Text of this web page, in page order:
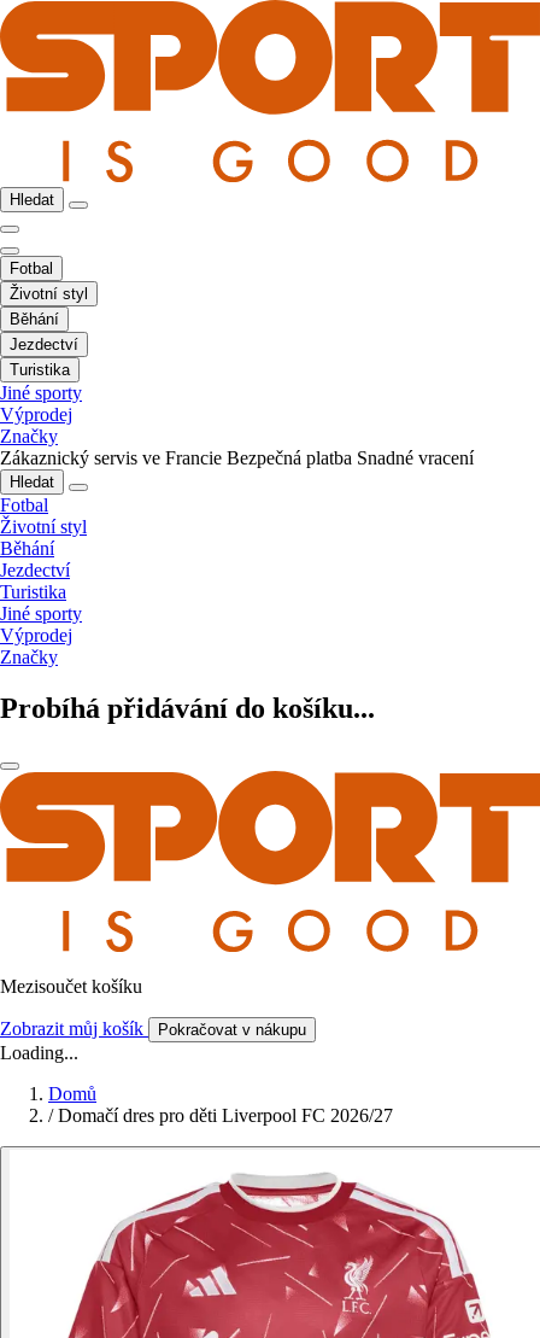
Hledat
Fotbal
Životní styl
Běhání
Jezdectví
Turistika
Jiné sporty
Výprodej
Značky
Zákaznický servis ve Francie Bezpečná platba Snadné vracení
Hledat
Fotbal
Životní styl
Běhání
Jezdectví
Turistika
Jiné sporty
Výprodej
Značky
Probíhá přidávání do košíku...
Mezisoučet košíku
Zobrazit můj košík Pokračovat v nákupu
Loading...
Domů
/ Domačí dres pro děti Liverpool FC 2026/27